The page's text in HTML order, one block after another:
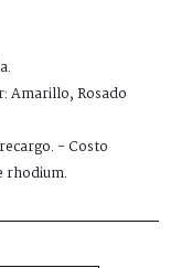
Amarillo, Rosado
- Costo
rhodium.